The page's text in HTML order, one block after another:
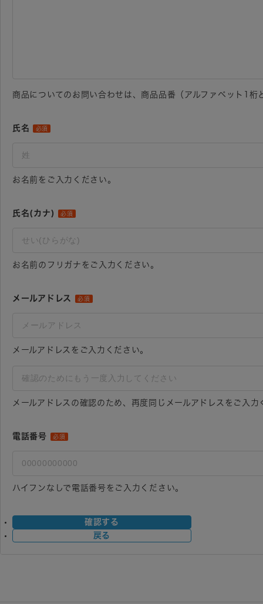
商品についてのお問い合わせは、商品品番（アルファベット1桁
氏名 必須
お名前をご入力ください。
氏名(カナ) 必須
お名前のフリガナをご入力ください。
メールアドレス 必須
メールアドレスをご入力ください。
メールアドレスの確認のため、再度同じメールアドレスをご入力
電話番号 必須
ハイフンなしで電話番号をご入力ください。
戻る
確認する